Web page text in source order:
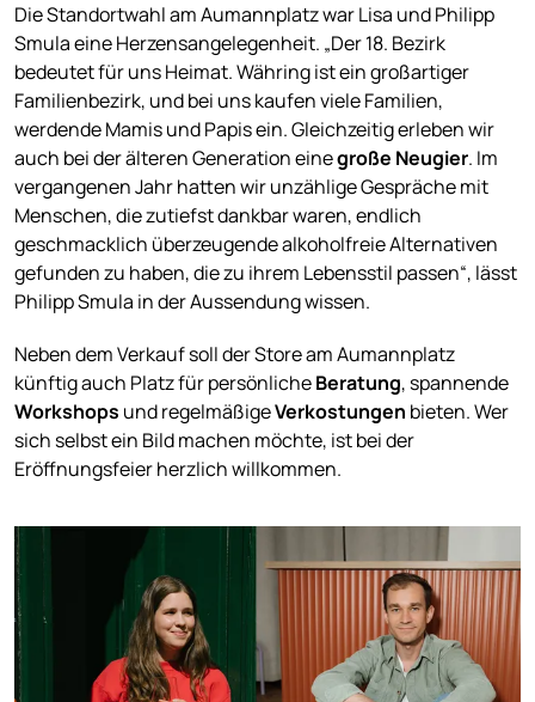
Die Standortwahl am Aumannplatz war Lisa und Philipp
Smula eine Herzensangelegenheit. „Der 18. Bezirk
bedeutet für uns Heimat. Währing ist ein großartiger
Familienbezirk, und bei uns kaufen viele Familien,
werdende Mamis und Papis ein. Gleichzeitig erleben wir
auch bei der älteren Generation einegroße Neugier. Im
vergangenen Jahr hatten wir unzählige Gespräche mit
Menschen, die zutiefst dankbar waren, endlich
geschmacklich überzeugende alkoholfreie Alternativen
gefunden zu haben, die zu ihrem Lebensstil passen“, lässt
Philipp Smula in der Aussendung wissen.
Neben dem Verkauf soll der Store am Aumannplatz
künftig auch Platz für persönlicheBeratung, spannende
Workshops und regelmäßigeVerkostungen bieten. Wer
sich selbst ein Bild machen möchte, ist bei der
Eröffnungsfeier herzlich willkommen.